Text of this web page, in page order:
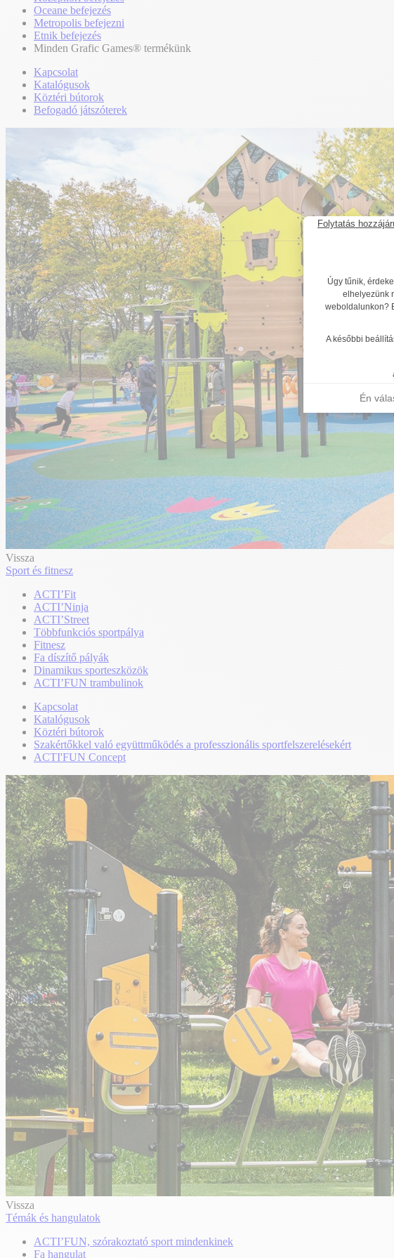
Oceane befejezés
Metropolis befejezni
Etnik befejezés
Minden Grafic Games® termékünk
Kapcsolat
Katalógusok
Köztéri bútorok
Befogadó játszóterek
Vissza
Sport és fitnesz
ACTI’Fit
ACTI’Ninja
ACTI’Street
Többfunkciós sportpálya
Fitnesz
Fa díszítő pályák
Dinamikus sporteszközök
ACTI’FUN trambulinok
Kapcsolat
Katalógusok
Köztéri bútorok
Szakértőkkel való együttműködés a professzionális sportfelszerelésekért
ACTI'FUN Concept
Vissza
Témák és hangulatok
ACTI’FUN, szórakoztató sport mindenkinek
Fa hangulat